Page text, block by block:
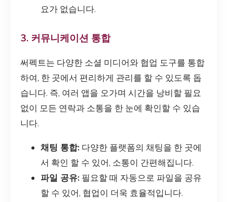
요가 없습니다.
3. 커뮤니케이션 통합
써펙트는 다양한 소셜 미디어와 협업 도구를 통합
하여, 한 곳에서 편리하게 관리를 할 수 있도록 돕
습니다. 즉, 여러 앱을 오가며 시간을 낭비할 필요
없이 모든 연락과 소통을 한 눈에 확인할 수 있습
니다.
채팅 통합: 다양한 플랫폼의 채팅을 한 곳에
서 확인 할 수 있어, 소통이 간편해집니다.
파일 공유: 필요할 때 자동으로 파일을 공유
할 수 있어, 협업이 더욱 효율적입니다.